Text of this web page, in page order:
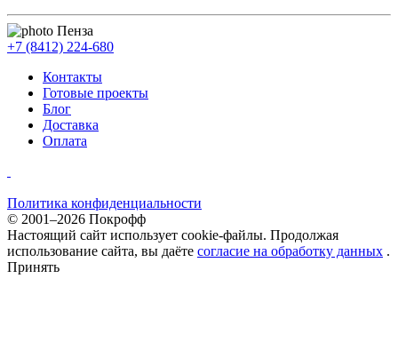
Пенза
+7 (8412) 224-680
Контакты
Готовые проекты
Блог
Доставка
Оплата
Политика конфиденциальности
© 2001–2026 Покрофф
Настоящий сайт использует cookie-файлы. Продолжая
использование сайта, вы даёте согласие на обработку данных .
Принять